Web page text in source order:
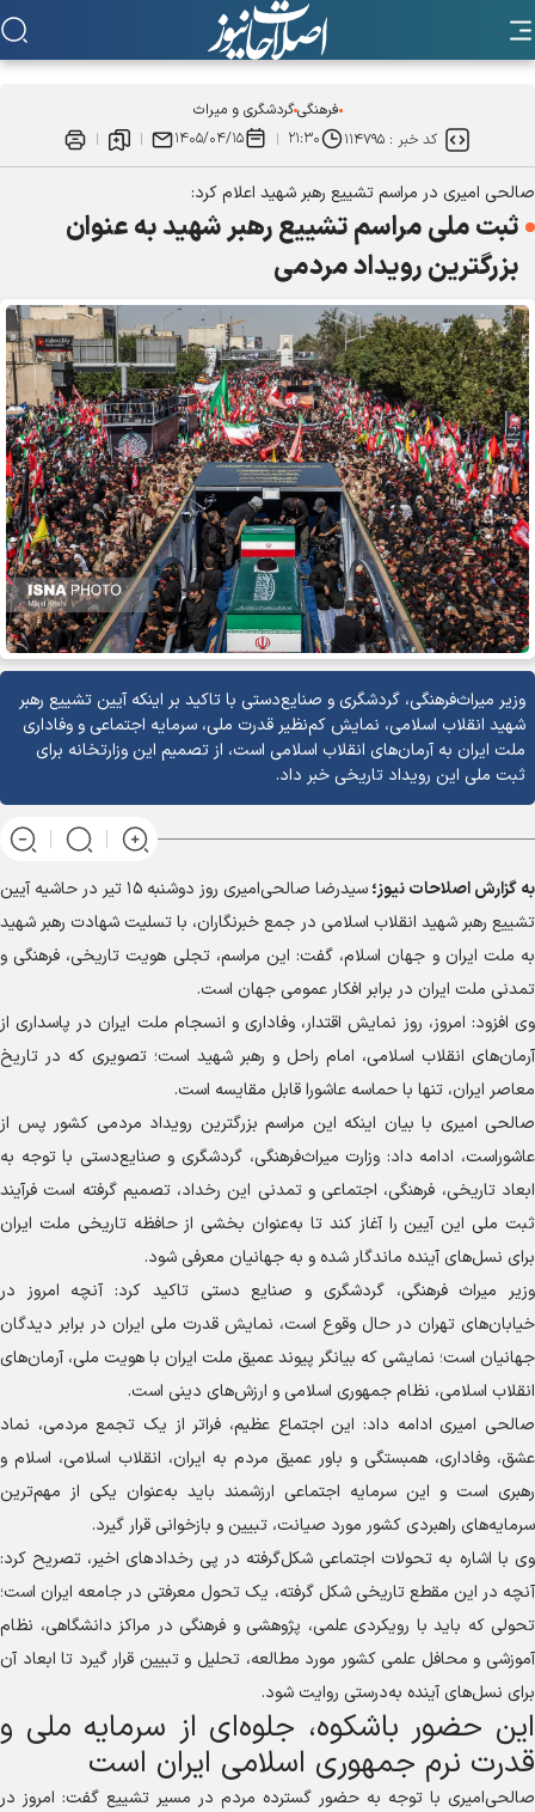
فرهنگیگردشگری و میراث
کد خبر :۱۱۴۷۹۵ ۲۱:۳۰ ۱۴۰۵/۰۴/۱۵
صالحی امیری در مراسم تشییع رهبر شهید اعلام کرد:
ثبت ملی مراسم تشییع رهبر شهید به عنوان
بزرگترین رویداد مردمی
وزیر میراث‌فرهنگی، گردشگری و صنایع‌دستی با تاکید بر اینکه آیین تشییع رهبر
شهید انقلاب اسلامی، نمایش کم‌نظیر قدرت ملی، سرمایه اجتماعی و وفاداری
ملت ایران به آرمان‌های انقلاب اسلامی است، از تصمیم این وزارتخانه برای
ثبت ملی این رویداد تاریخی خبر داد.
به گزارشاصلاحات نیوز؛
سیدرضا صالحی‌امیری روز دوشنبه ۱۵ تیر در حاشیه آیین
تشییع رهبر شهید انقلاب اسلامی در جمع خبرنگاران، با تسلیت شهادت رهبر شهید
به ملت ایران و جهان اسلام، گفت: این مراسم، تجلی هویت تاریخی، فرهنگی و
تمدنی ملت ایران در برابر افکار عمومی جهان است.
وی افزود: امروز، روز نمایش اقتدار، وفاداری و انسجام ملت ایران در پاسداری از
آرمان‌های انقلاب اسلامی، امام راحل و رهبر شهید است؛ تصویری که در تاریخ
معاصر ایران، تنها با حماسه عاشورا قابل مقایسه است.
صالحی امیری با بیان اینکه این مراسم بزرگترین رویداد مردمی کشور پس از
عاشوراست، ادامه داد: وزارت میراث‌فرهنگی، گردشگری و صنایع‌دستی با توجه به
ابعاد تاریخی، فرهنگی، اجتماعی و تمدنی این رخداد، تصمیم گرفته است فرآیند
ثبت ملی این آیین را آغاز کند تا به‌عنوان بخشی از حافظه تاریخی ملت ایران
برای نسل‌های آینده ماندگار شده و به جهانیان معرفی شود.
وزیر میراث فرهنگی، گردشگری و صنایع دستی تاکید کرد: آنچه امروز در
خیابان‌های تهران در حال وقوع است، نمایش قدرت ملی ایران در برابر دیدگان
جهانیان است؛ نمایشی که بیانگر پیوند عمیق ملت ایران با هویت ملی، آرمان‌های
انقلاب اسلامی، نظام جمهوری اسلامی و ارزش‌های دینی است.
صالحی امیری ادامه داد: این اجتماع عظیم، فراتر از یک تجمع مردمی، نماد
عشق، وفاداری، همبستگی و باور عمیق مردم به ایران، انقلاب اسلامی، اسلام و
رهبری است و این سرمایه اجتماعی ارزشمند باید به‌عنوان یکی از مهم‌ترین
سرمایه‌های راهبردی کشور مورد صیانت، تبیین و بازخوانی قرار گیرد.
وی با اشاره به تحولات اجتماعی شکل‌گرفته در پی رخداد‌های اخیر، تصریح کرد:
آنچه در این مقطع تاریخی شکل گرفته، یک تحول معرفتی در جامعه ایران است؛
تحولی که باید با رویکردی علمی، پژوهشی و فرهنگی در مراکز دانشگاهی، نظام
آموزشی و محافل علمی کشور مورد مطالعه، تحلیل و تبیین قرار گیرد تا ابعاد آن
برای نسل‌های آینده به‌درستی روایت شود.
این حضور باشکوه، جلوه‌ای از سرمایه ملی و
قدرت نرم جمهوری اسلامی ایران است
صالحی‌امیری با توجه به حضور گسترده مردم در مسیر تشییع گفت: امروز در